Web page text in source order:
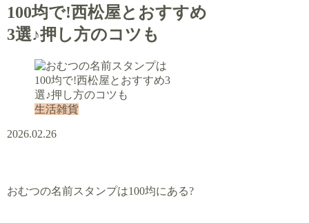
100均で!西松屋とおすすめ
3選♪押し方のコツも
生活雑貨
2026.02.26
おむつの名前スタンプは100均にある?